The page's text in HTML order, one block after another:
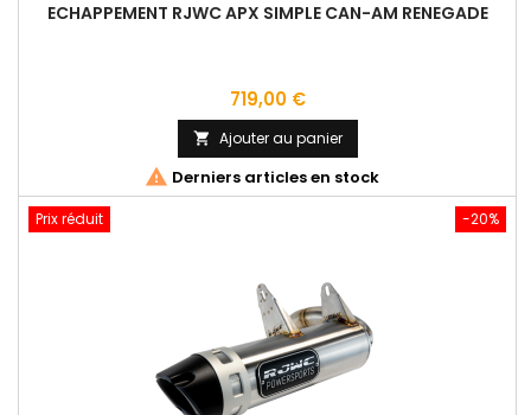
ECHAPPEMENT RJWC APX SIMPLE CAN-AM RENEGADE
Prix
719,00 €
 Ajouter au panier
 Derniers articles en stock
-20%
Prix réduit